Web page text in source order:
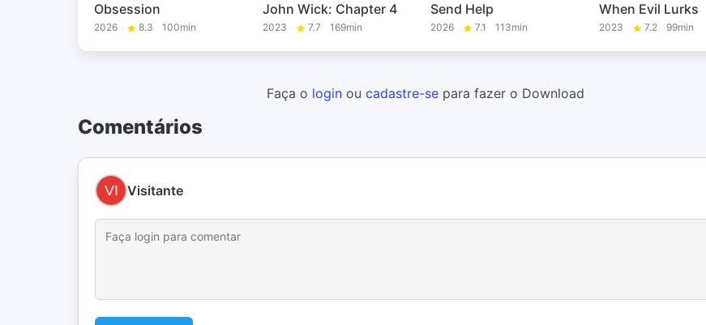
Obsession
2026 8.3 100min
John Wick: Chapter 4
2023 7.7 169min
Send Help
2026 7.1 113min
When Evil Lurks
2023 7.2 99min
Faça o login ou cadastre-se para fazer o Download
Comentários
Visitante